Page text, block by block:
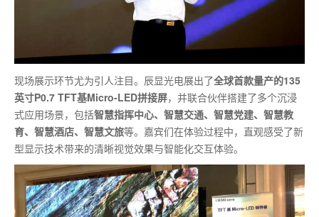
现场展示环节尤为引人注目。辰显光电展出了全球首款量产的135
英寸P0.7 TFT基Micro-LED拼接屏，并联合伙伴搭建了多个沉浸
式应用场景，包括智慧指挥中心、智慧交通、智慧党建、智慧教
育、智慧酒店、智慧文旅等。嘉宾们在体验过程中，直观感受了新
型显示技术带来的清晰视觉效果与智能化交互体验。